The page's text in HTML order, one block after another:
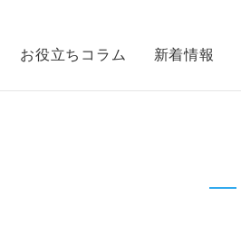
お役立ちコラム 新着情報